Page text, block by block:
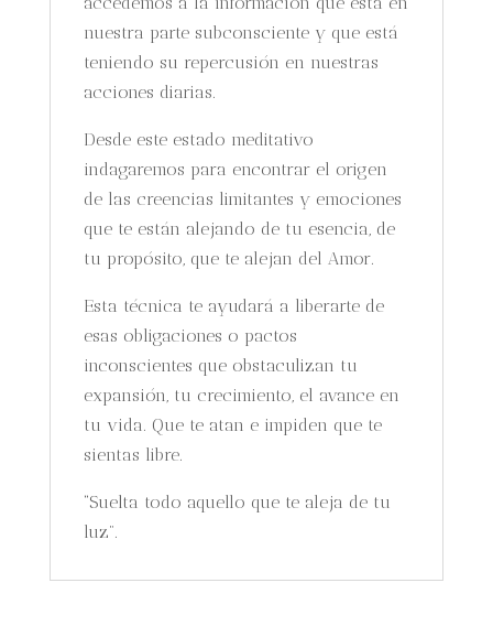
nuestra parte subconsciente y que está
teniendo su repercusión en nuestras
acciones diarias.
Desde este estado meditativo
indagaremos para encontrar el origen
de las creencias limitantes y emociones
que te están alejando de tu esencia, de
tu propósito, que te alejan del Amor.
Esta técnica te ayudará a liberarte de
esas obligaciones o pactos
inconscientes que obstaculizan tu
expansión, tu crecimiento, el avance en
tu vida. Que te atan e impiden que te
sientas libre.
“Suelta todo aquello que te aleja de tu
luz”.